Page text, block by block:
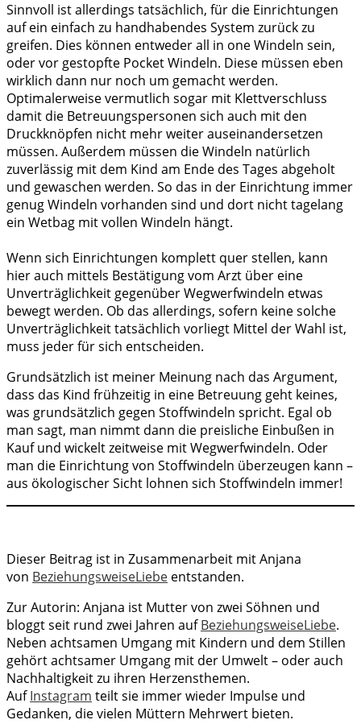
Sinnvoll ist allerdings tatsächlich, für die Einrichtungen
auf ein einfach zu handhabendes System zurück zu
greifen. Dies können entweder all in one Windeln sein,
oder vor gestopfte Pocket Windeln. Diese müssen eben
wirklich dann nur noch um gemacht werden.
Optimalerweise vermutlich sogar mit Klettverschluss
damit die Betreuungspersonen sich auch mit den
Druckknöpfen nicht mehr weiter auseinandersetzen
müssen. Außerdem müssen die Windeln natürlich
zuverlässig mit dem Kind am Ende des Tages abgeholt
und gewaschen werden. So das in der Einrichtung immer
genug Windeln vorhanden sind und dort nicht tagelang
ein Wetbag mit vollen Windeln hängt.
Wenn sich Einrichtungen komplett quer stellen, kann
hier auch mittels Bestätigung vom Arzt über eine
Unverträglichkeit gegenüber Wegwerfwindeln etwas
bewegt werden. Ob das allerdings, sofern keine solche
Unverträglichkeit tatsächlich vorliegt Mittel der Wahl ist,
muss jeder für sich entscheiden.
Grundsätzlich ist meiner Meinung nach das Argument,
dass das Kind frühzeitig in eine Betreuung geht keines,
was grundsätzlich gegen Stoffwindeln spricht. Egal ob
man sagt, man nimmt dann die preisliche Einbußen in
Kauf und wickelt zeitweise mit Wegwerfwindeln. Oder
man die Einrichtung von Stoffwindeln überzeugen kann –
aus ökologischer Sicht lohnen sich Stoffwindeln immer!
Dieser Beitrag ist in Zusammenarbeit mit Anjana
von BeziehungsweiseLiebe entstanden.
Zur Autorin: Anjana ist Mutter von zwei Söhnen und
bloggt seit rund zwei Jahren aufBeziehungsweiseLiebe.
Neben achtsamen Umgang mit Kindern und dem Stillen
gehört achtsamer Umgang mit der Umwelt – oder auch
Nachhaltigkeit zu ihren Herzensthemen.
AufInstagram teilt sie immer wieder Impulse und
Gedanken, die vielen Müttern Mehrwert bieten.